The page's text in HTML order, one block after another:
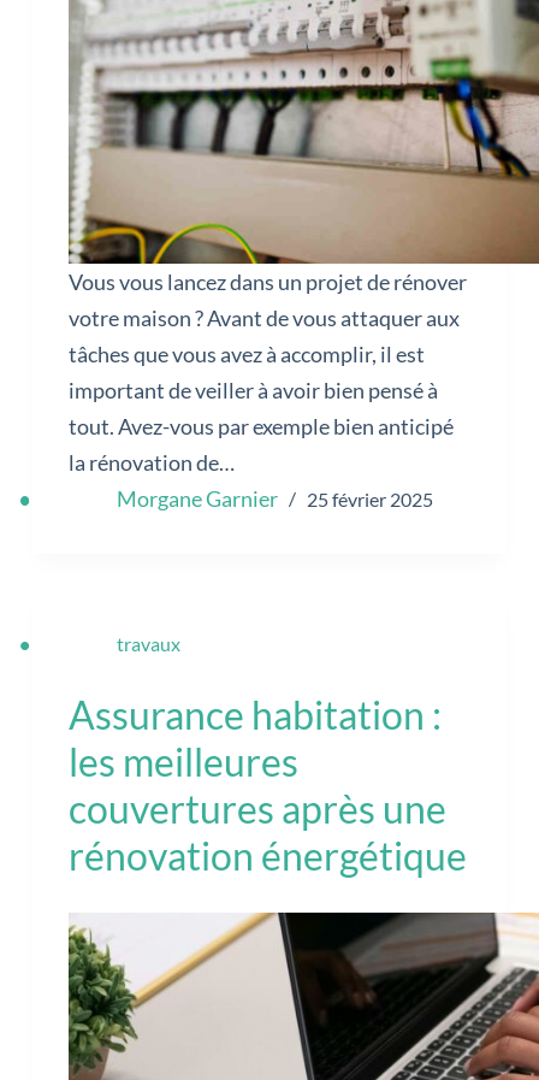
Vous vous lancez dans un projet de rénover
votre maison ? Avant de vous attaquer aux
tâches que vous avez à accomplir, il est
important de veiller à avoir bien pensé à
tout. Avez-vous par exemple bien anticipé
la rénovation de…
Morgane Garnier
25 février 2025
travaux
Assurance habitation :
les meilleures
couvertures après une
rénovation énergétique